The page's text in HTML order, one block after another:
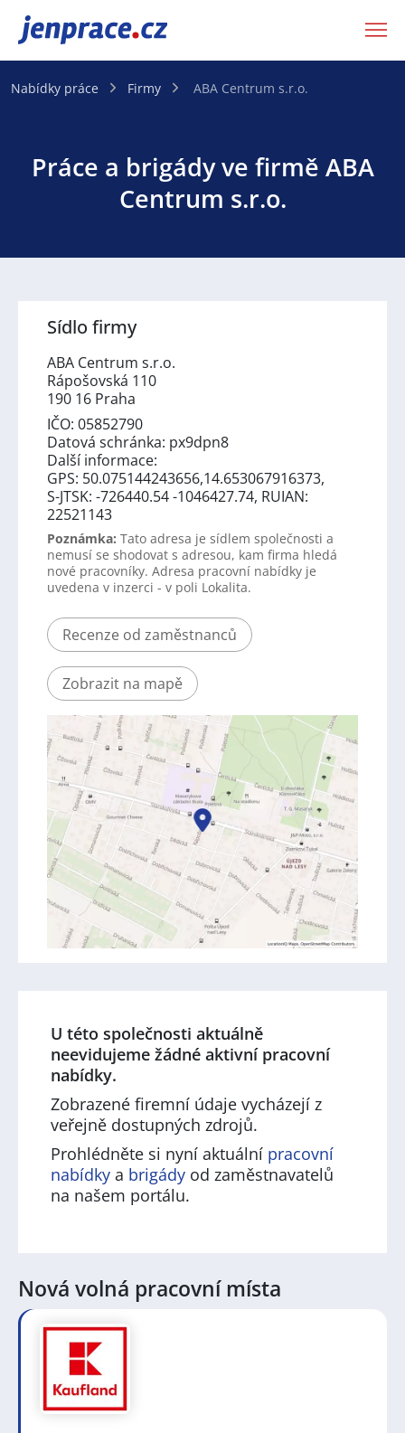
JenPráce.cz
Nabídky práce Firmy ABA Centrum s.r.o.
Práce a brigády ve firmě ABA
Centrum s.r.o.
Sídlo firmy
ABA Centrum s.r.o.
Rápošovská 110
190 16 Praha
IČO: 05852790
Datová schránka: px9dpn8
Další informace:
GPS: 50.075144243656,14.653067916373,
S-JTSK: -726440.54 -1046427.74, RUIAN:
22521143
Poznámka: Tato adresa je sídlem společnosti a
nemusí se shodovat s adresou, kam firma hledá
nové pracovníky. Adresa pracovní nabídky je
uvedena v inzerci - v poli Lokalita.
Recenze od zaměstnanců
Zobrazit na mapě
U této společnosti aktuálně
neevidujeme žádné aktivní pracovní
nabídky.
Zobrazené firemní údaje vycházejí z
veřejně dostupných zdrojů.
Prohlédněte si nyní aktuální pracovní
nabídky a brigády od zaměstnavatelů
na našem portálu.
Nová volná pracovní místa